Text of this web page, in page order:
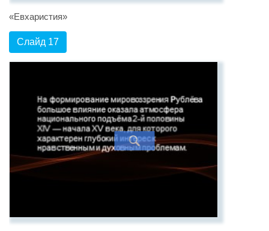
«Евхаристия»
Слайд 17